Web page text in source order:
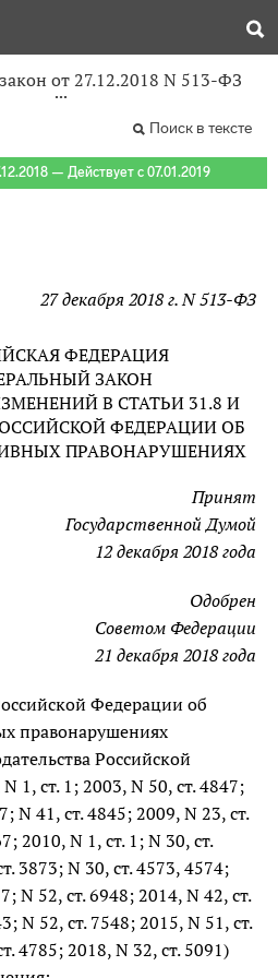
от 27.12.2018 N 513-ФЗ
Поиск в тексте
— Действует с 07.01.2019
27 декабря 2018 г. N 513-ФЗ
ФЕДЕРАЦИЯ
ЗАКОН
В СТАТЬИ 31.8 И
ФЕДЕРАЦИИ ОБ
ПРАВОНАРУШЕНИЯХ
Принят
Государственной Думой
12 декабря 2018 года
Одобрен
Советом Федерации
21 декабря 2018 года
Федерации об
правонарушениях
Российской
1, ст. 1; 2003, N 50, ст. 4847;
N 41, ст. 4845; 2009, N 23, ст.
2010, N 1, ст. 1; N 30, ст.
3873; N 30, ст. 4573, 4574;
N 52, ст. 6948; 2014, N 42, ст.
N 52, ст. 7548; 2015, N 51, ст.
4785; 2018, N 32, ст. 5091)